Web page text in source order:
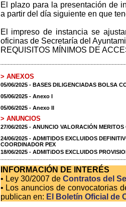
El plazo para la presentación de
a partir del día siguiente en que
El impreso de instancia se
oficinas de Secretaría del
REQUISITOS MÍNIMOS DE
> ANEXOS
05/06/2025 - BASES DILIGENCIADAS BOLSA
05/06/2025 - Anexo I
05/06/2025 - Anexo II
> ANUNCIOS
27/06/2025 - ANUNCIO VALORACIÓN
24/06/2025 - ADMITIDOS EXCLUIDOS
COORDINADOR PEX
18/06/2025 - ADMITiDOS EXCLUIDOS
INFORMACIÓN DE INTERÉS
• Ley 30/2007 deContratos del
• Los anuncios de convocatorias
publican en: El Boletín Oficial de